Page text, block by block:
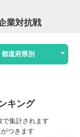
業対抗戦
都道府県別
キング
集計されます
つきます